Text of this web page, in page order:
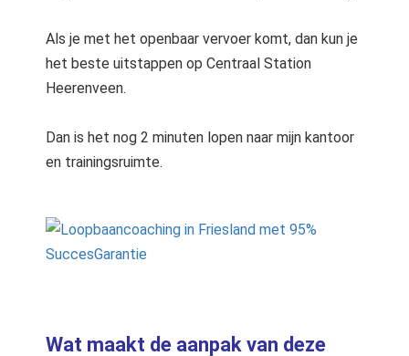
Als je met het openbaar vervoer komt, dan kun je
het beste uitstappen op Centraal Station
Heerenveen.
Dan is het nog 2 minuten lopen naar mijn kantoor
en trainingsruimte.
Wat maakt de aanpak van deze